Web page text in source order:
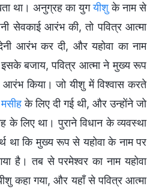
था। अनुग्रह का युगयीशुके नाम से
आरंभ की, तो पवित्र आत्मा
आरंभ कर दी, और यहोवा का नाम
इसके बजाय, पवित्र आत्मा ने मुख्य रूप
किया। जो यीशु में विश्वास करते
के लिए दी गई थी, और उन्होंने जो
के लिए था। पुराने विधान के व्यवस्था
था कि मुख्य रूप से यहोवा के नाम पर
है। तब से परमेश्वर का नाम यहोवा
कहा गया, और यहाँ से पवित्र आत्मा